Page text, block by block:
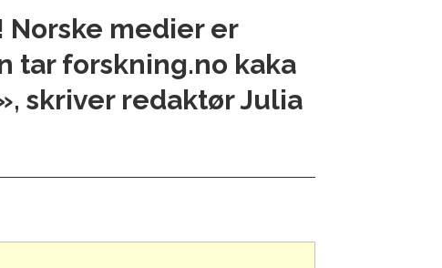
medier er
tar forskning.no kaka
skriver redaktør Julia